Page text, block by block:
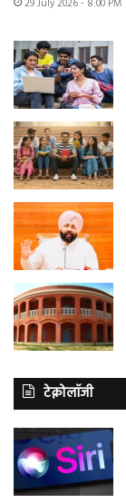
29 July 2026 - 8:00 PM
टेक्नोलॉजी